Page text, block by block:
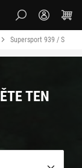
Supersport 939 / S
TEN